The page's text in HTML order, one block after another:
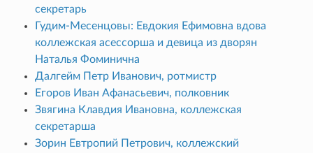
секретарь
Гудим-Месенцовы: Евдокия Ефимовна вдова
коллежская асессорша и девица из дворян
Наталья Фоминична
Далгейм Петр Иванович, ротмистр
Егоров Иван Афанасьевич, полковник
Звягина Клавдия Ивановна, коллежская
секретарша
Зорин Евтропий Петрович, коллежский